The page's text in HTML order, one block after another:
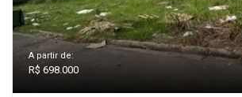
A partir de:
R$ 698.000